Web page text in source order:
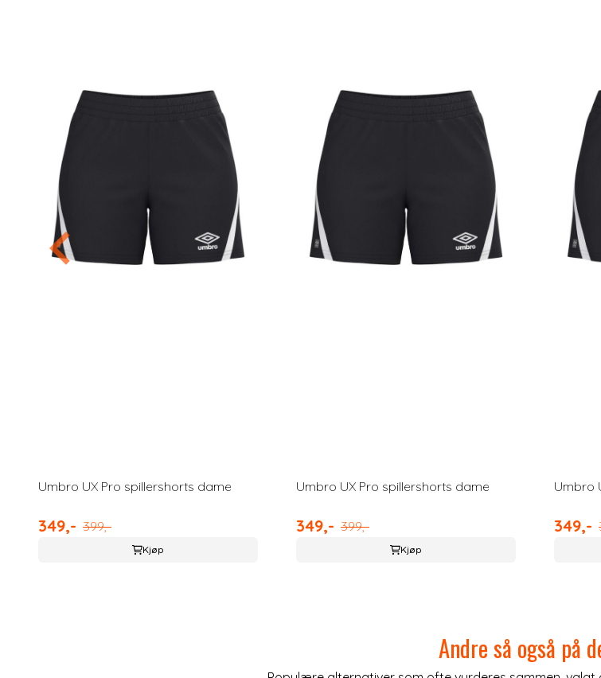
Umbro UX Pro spillershorts dame
349,- 399,-
Kjøp
Umbro UX Pro spillershorts dame
349,- 399,-
Kjøp
Umbro
349,-
Andre så også på